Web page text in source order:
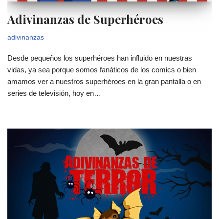
Adivinanzas de Superhéroes
adivinanzas
Desde pequeños los superhéroes han influido en nuestras
vidas, ya sea porque somos fanáticos de los comics o bien
amamos ver a nuestros superhéroes en la gran pantalla o en
series de televisión, hoy en…